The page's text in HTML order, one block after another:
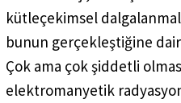
kütleçekimsel
bunun gerçekleştiğine
Çok ama çok şiddetli
elektromanyetik